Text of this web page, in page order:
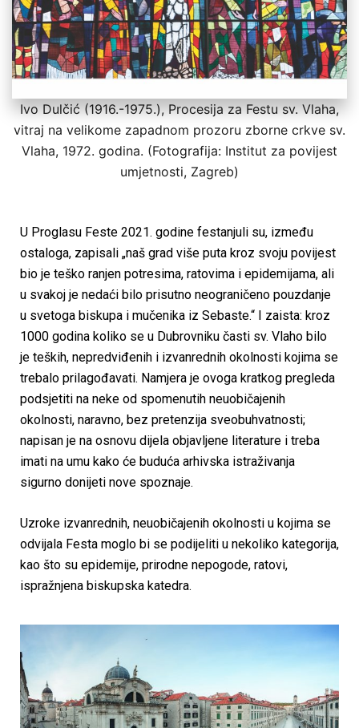
Ivo Dulčić (1916.-1975.), Procesija za Festu sv. Vlaha,
vitraj na velikome zapadnom prozoru zborne crkve sv.
Vlaha, 1972. godina. (Fotografija: Institut za povijest
umjetnosti, Zagreb)
U Proglasu Feste 2021. godine festanjuli su, između
ostaloga, zapisali „naš grad više puta kroz svoju povijest
bio je teško ranjen potresima, ratovima i epidemijama, ali
u svakoj je nedaći bilo prisutno neograničeno pouzdanje
u svetoga biskupa i mučenika iz Sebaste.“ I zaista: kroz
1000 godina koliko se u Dubrovniku časti sv. Vlaho bilo
je teških, nepredviđenih i izvanrednih okolnosti kojima se
trebalo prilagođavati. Namjera je ovoga kratkog pregleda
podsjetiti na neke od spomenutih neuobičajenih
okolnosti, naravno, bez pretenzija sveobuhvatnosti;
napisan je na osnovu dijela objavljene literature i treba
imati na umu kako će buduća arhivska istraživanja
sigurno donijeti nove spoznaje.
Uzroke izvanrednih, neuobičajenih okolnosti u kojima se
odvijala Festa moglo bi se podijeliti u nekoliko kategorija,
kao što su epidemije, prirodne nepogode, ratovi,
ispražnjena biskupska katedra.